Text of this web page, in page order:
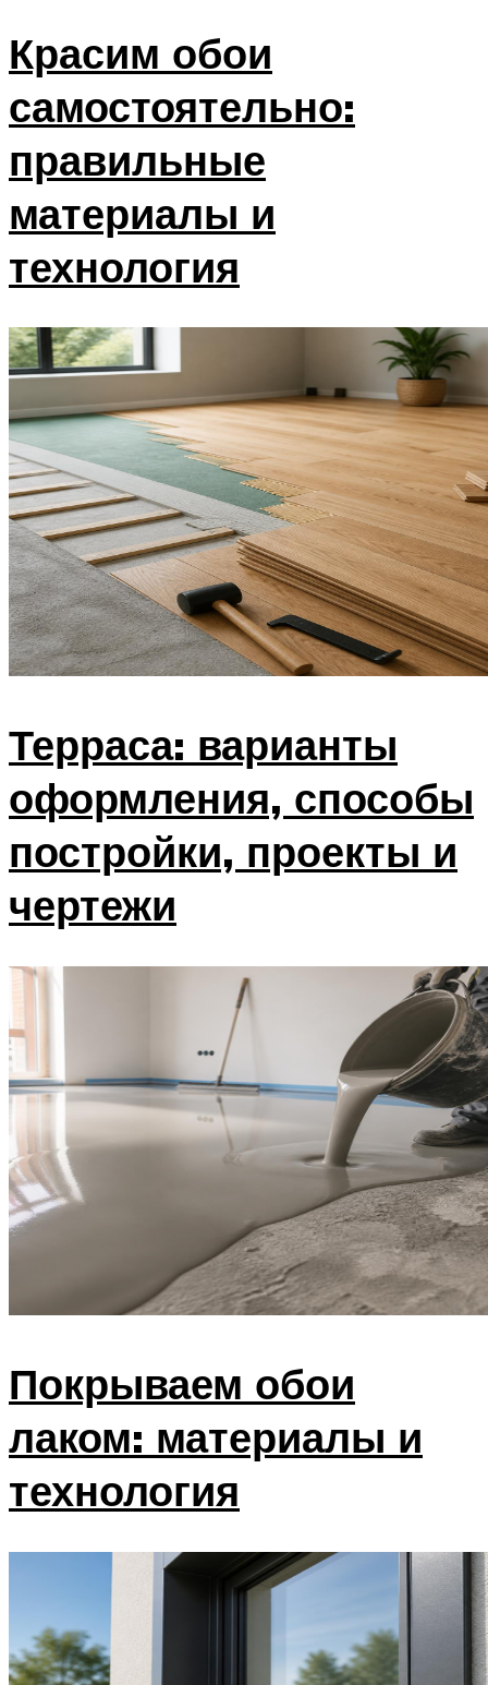
Красим обои
самостоятельно:
правильные
материалы и
технология
Терраса: варианты
оформления, способы
постройки, проекты и
чертежи
Покрываем обои
лаком: материалы и
технология